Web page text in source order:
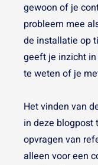
gewoon of je
probleem mee
de installatie op
geeft je inzicht
te weten of je
Het vinden van
in deze blogpost
opvragen van
alleen voor een